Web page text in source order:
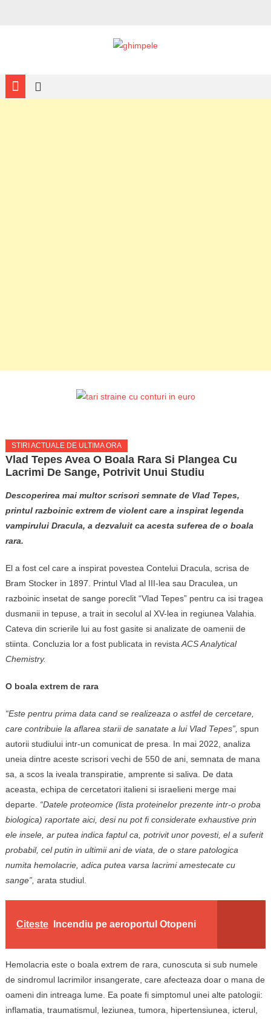
STIRI ACTUALE DE ULTIMA ORA
Vlad Tepes Avea O Boala Rara Si Plangea Cu
Lacrimi De Sange, Potrivit Unui Studiu
Descoperirea mai multor scrisori semnate de Vlad Tepes,
printul razboinic extrem de violent care a inspirat legenda
vampirului Dracula, a dezvaluit ca acesta suferea de o boala
rara.
El a fost cel care a inspirat povestea Contelui Dracula, scrisa de
Bram Stocker in 1897. Printul Vlad al III-lea sau Draculea, un
razboinic insetat de sange poreclit “Vlad Tepes” pentru ca isi tragea
dusmanii in tepuse, a trait in secolul al XV-lea in regiunea Valahia.
Cateva din scrierile lui au fost gasite si analizate de oamenii de
stiinta. Concluzia lor a fost publicata in revista ACS Analytical
Chemistry.
O boala extrem de rara
“Este pentru prima data cand se realizeaza o astfel de cercetare,
care contribuie la aflarea starii de sanatate a lui Vlad Tepes”, spun
autorii studiului intr-un comunicat de presa. In mai 2022, analiza
uneia dintre aceste scrisori vechi de 550 de ani, semnata de mana
sa, a scos la iveala transpiratie, amprente si saliva. De data
aceasta, echipa de cercetatori italieni si israelieni merge mai
departe. “Datele proteomice (lista proteinelor prezente intr-o proba
biologica) raportate aici, desi nu pot fi considerate exhaustive prin
ele insele, ar putea indica faptul ca, potrivit unor povesti, el a suferit
probabil, cel putin in ultimii ani de viata, de o stare patologica
numita hemolacrie, adica putea varsa lacrimi amestecate cu
sange”, arata studiul.
Citeste Incendiu pe aeroportul Otopeni
Hemolacria este o boala extrem de rara, cunoscuta si sub numele
de sindromul lacrimilor insangerate, care afecteaza doar o mana de
oameni din intreaga lume. Ea poate fi simptomul unei alte patologii:
inflamatia, traumatismul, leziunea, tumora, hipertensiunea, icterul,